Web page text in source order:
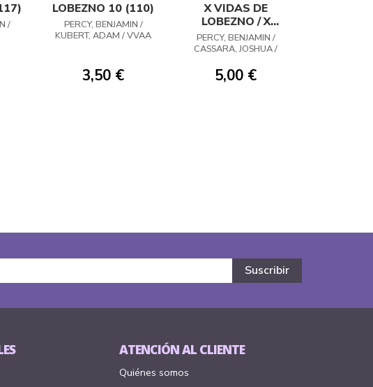
/
LOBEZNO 10 (110)
PERCY, BENJAMIN /
KUBERT, ADAM / VVAA
3,50 €
X VIDAS DE
LOBEZNO / X
MUERTES DE
LOBEZNO 02
PERCY, BENJAMIN /
CASSARA, JOSHUA /
5,00 €
ATENCIÓN AL CLIENTE
Quiénes somos